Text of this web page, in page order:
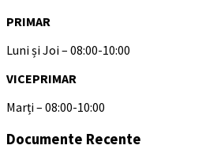
PRIMAR
Luni și Joi – 08:00-10:00
VICEPRIMAR
Marți – 08:00-10:00
Documente Recente